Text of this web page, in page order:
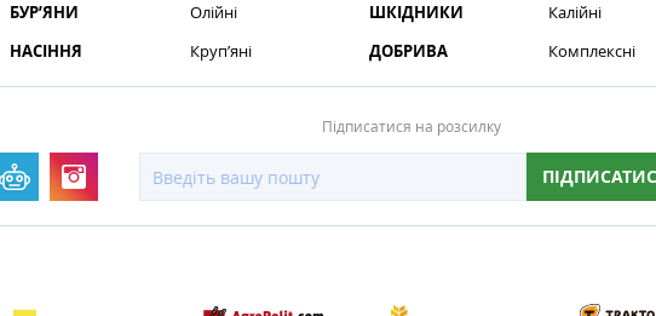
БУР’ЯНИ
НАСІННЯ
Олійні
Круп’яні
ШКІДНИКИ
ДОБРИВА
Калійні
Комплексні
Підписатися на розсилку